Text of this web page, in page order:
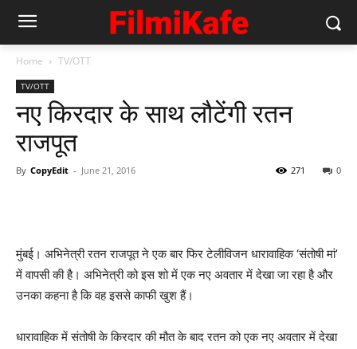
Home TV/OTT
TV/OTT
नए किरदार के साथ लौटेंगी रतन
राजपूत
By CopyEdit - June 21, 2016 0
271
मुंबई। अभिनेत्री रतन राजपूत ने एक बार फिर टेलीविजन धारावाहिक ‘संतोषी मां’
में वापसी की है। अभिनेत्री को इस शो में एक नए अवतार में देखा जा रहा है और
उनका कहना है कि वह इससे काफी खुश हैं।
धारावाहिक में संतोषी के किरदार की मौत के बाद रतन को एक नए अवतार में देखा